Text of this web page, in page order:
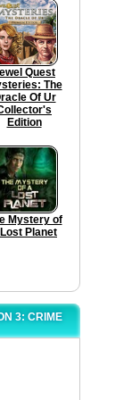
Quest
The
Of Ur
Edition
Mystery of
Planet
3: CRIME